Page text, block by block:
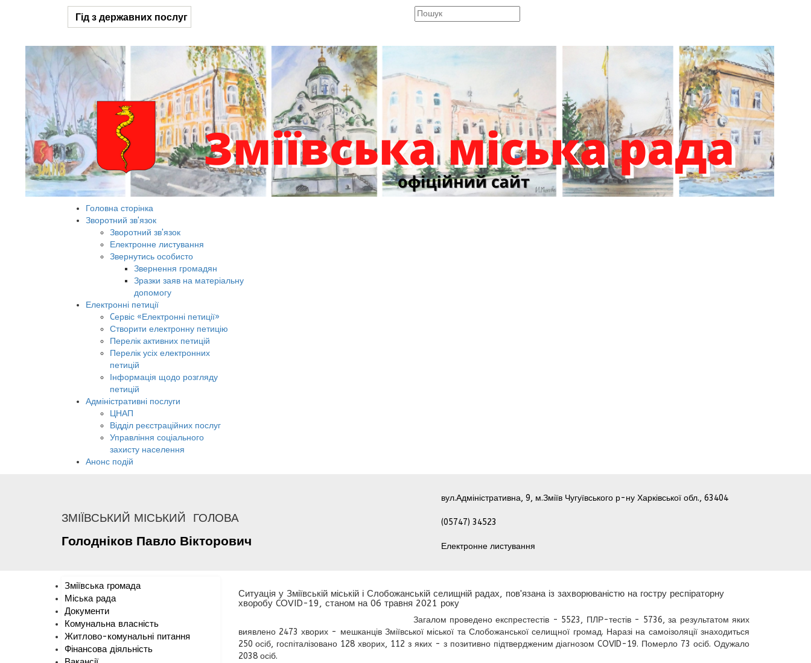
Гід з державних послуг
Головна сторінка
Зворотний зв'язок
Зворотний зв'язок
Електронне листування
Звернутись особисто
Звернення громадян
Зразки заяв на матеріальну
допомогу
Електронні петиції
Cервіс «Електронні петиції»
Створити електронну петицію
Перелік активних петицій
Перелік усіх електронних
петицій
Інформація щодо розгляду
петицій
Адміністративні послуги
ЦНАП
Відділ реєстраційних послуг
Управління соціального
захисту населення
Анонс подій
ЗМІЇВСЬКИЙ МІСЬКИЙ ГОЛОВА
Голодніков Павло Вікторович
вул.Адміністративна, 9, м.Зміїв Чугуївського р-ну Харківської обл., 63404
(05747) 34523
Електронне листування
Зміївська громада
Міська рада
Документи
Комунальна власність
Житлово-комунальні питання
Фінансова діяльність
Ситуація у Зміївській міській і Слобожанській селищній радах, пов'язана із захворюваністю на гостру респіраторну
хворобу COVID-19, станом на 06 травня 2021 року
Загалом проведено експрестестів - 5523, ПЛР-тестів - 5736, за результатом яких
виявлено 2473 хворих - мешканців Зміївської міської та Слобожанської селищної громад. Наразі на самоізоляції знаходиться
250 осіб, госпіталізовано 128 хворих, 112 з яких - з позитивно підтвердженим діагнозом COVID-19. Померло 73 осіб. Одужало
2038 осіб.